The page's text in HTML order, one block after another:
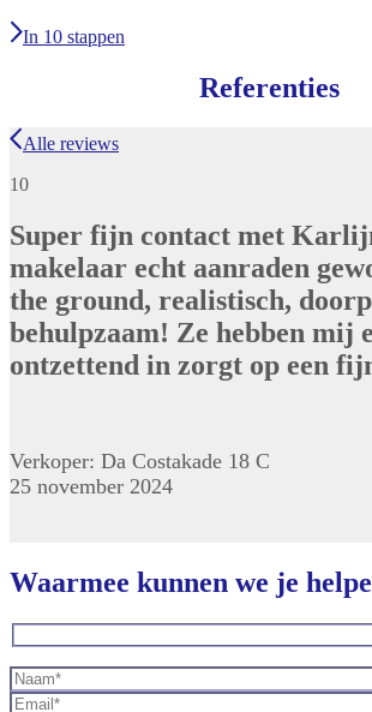
In 10 stappen
Referenties
Alle reviews
10
Super fijn contact met
makelaar echt aanraden
the ground, realistisch,
behulpzaam! Ze hebben mij
ontzettend in zorgt op een
Verkoper: Da Costakade 18 C
25 november 2024
Waarmee kunnen we je